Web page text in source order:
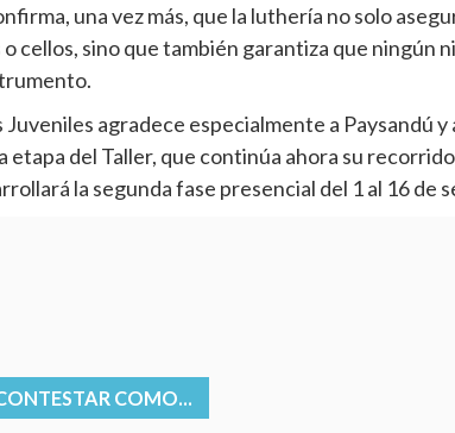
una vez más, que la luthería no solo
cellos, sino que también garantiza que ningún
agradece especialmente a Paysandú
etapa del Taller, que continúa ahora su recorrido
la segunda fase presencial del 1 al 16 de
COMO...